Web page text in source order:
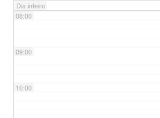
Dia inteiro
08:00
09:00
10:00